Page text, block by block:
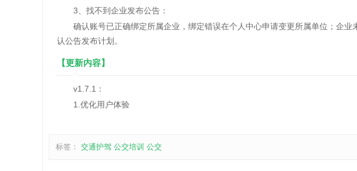
3、找不到企业发布公告：
确认账号已正确绑定所属企业，绑定错误在个人中心申请变更所属单位；企业
认公告发布计划。
【更新内容】
v1.7.1：
1.优化用户体验
标签： 交通护驾 公交培训 公交